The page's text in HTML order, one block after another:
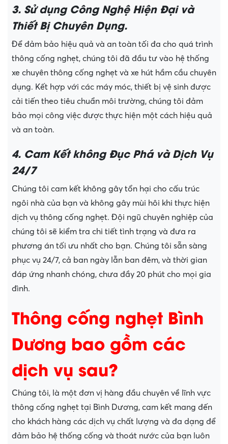
3. Sử dụng Công Nghệ Hiện Đại và
Thiết Bị Chuyên Dụng.
Để đảm bảo hiệu quả và an toàn tối đa cho quá trình
thông cống nghẹt, chúng tôi đã đầu tư vào hệ thống
xe chuyên thông cống nghẹt và xe hút hầm cầu chuyên
dụng. Kết hợp với các máy móc, thiết bị vệ sinh được
cải tiến theo tiêu chuẩn môi trường, chúng tôi đảm
bảo mọi công việc được thực hiện một cách hiệu quả
và an toàn.
4. Cam Kết không Đục Phá và Dịch Vụ
24/7
Chúng tôi cam kết không gây tổn hại cho cấu trúc
ngôi nhà của bạn và không gây mùi hôi khi thực hiện
dịch vụ thông cống nghẹt. Đội ngũ chuyên nghiệp của
chúng tôi sẽ kiểm tra chi tiết tình trạng và đưa ra
phương án tối ưu nhất cho bạn. Chúng tôi sẵn sàng
phục vụ 24/7, cả ban ngày lẫn ban đêm, và thời gian
đáp ứng nhanh chóng, chưa đầy 20 phút cho mọi gia
đình.
Thông cống nghẹt Bình
Dương bao gồm các
dịch vụ sau?
Chúng tôi, là một đơn vị hàng đầu chuyên về lĩnh vực
thông cống nghẹt tại Bình Dương, cam kết mang đến
cho khách hàng các dịch vụ chất lượng và đa dạng để
đảm bảo hệ thống cống và thoát nước của bạn luôn